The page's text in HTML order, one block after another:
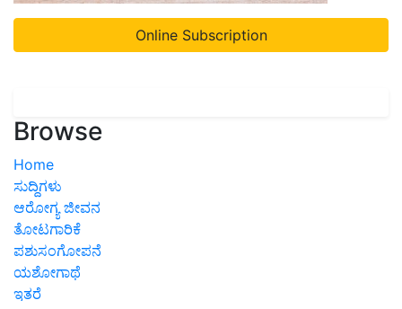
Online Subscription
Browse
Home
ಸುದ್ದಿಗಳು
ಆರೋಗ್ಯ ಜೀವನ
ತೋಟಗಾರಿಕೆ
ಪಶುಸಂಗೋಪನೆ
ಯಶೋಗಾಥೆ
ಇತರೆ